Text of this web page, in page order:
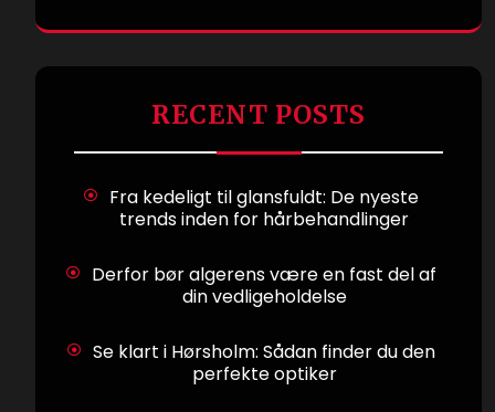
RECENT POSTS
Fra kedeligt til glansfuldt: De nyeste
trends inden for hårbehandlinger
Derfor bør algerens være en fast del af
din vedligeholdelse
Se klart i Hørsholm: Sådan finder du den
perfekte optiker